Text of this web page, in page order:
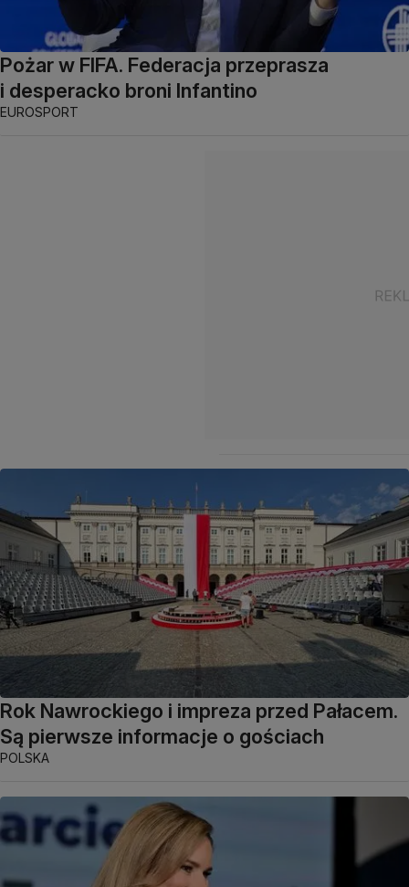
Pożar w FIFA. Federacja przeprasza
i desperacko broni Infantino
EUROSPORT
Rok Nawrockiego i impreza przed Pałacem.
Są pierwsze informacje o gościach
POLSKA